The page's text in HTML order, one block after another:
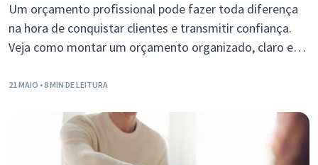
Um orçamento profissional pode fazer toda diferença
na hora de conquistar clientes e transmitir confiança.
Veja como montar um orçamento organizado, claro e
21 MAIO • 8 MIN DE LEITURA